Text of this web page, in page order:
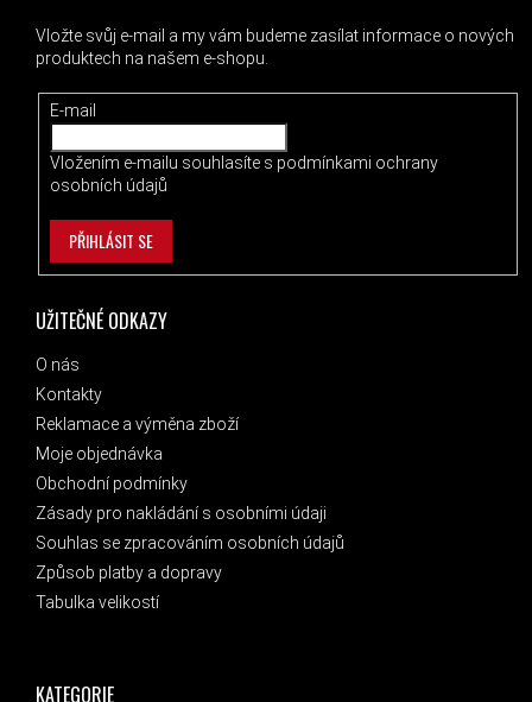
KATEGORIE
UŽITEČNÉ ODKAZY
O nás
Kontakty
Reklamace a výměna zboží
Moje objednávka
Obchodní podmínky
Zásady pro nakládání s osobními údaji
Souhlas se zpracováním osobních údajů
Způsob platby a dopravy
Tabulka velikostí
Vložte svůj e-mail a my vám budeme zasílat informace o nových
produktech na našem e-shopu.
E-mail
Vložením e-mailu souhlasíte s podmínkami ochrany
osobních údajů
PŘIHLÁSIT SE